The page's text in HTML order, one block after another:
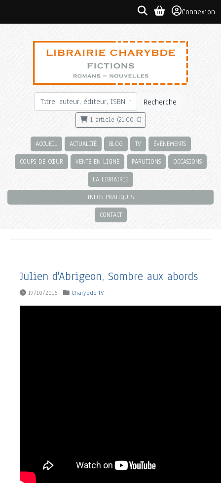
Connexion
Recherche
1 article (21,00 €)
ACCUEIL ACTUALITÉ BLOG TV ÉVÈNEMENTS
COUPS DE CŒUR VENTE EN LIGNE PARUTIONS OCCASIONS
LA LIBRAIRIE
INFOS PRATIQUES
CONTACT
Julien d'Abrigeon, Sombre aux abords
19/10/2016 Charybde TV